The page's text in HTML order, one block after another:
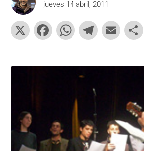
jueves 14 abril, 2011
X
F
a
c
o
k
W
h
at
s
A
p
p
T
el
e
E
m
ai